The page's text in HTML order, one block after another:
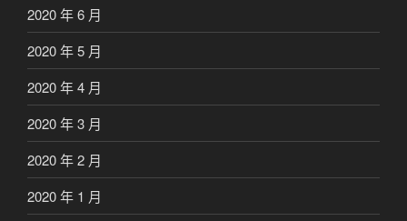
2020 年 6 月
2020 年 5 月
2020 年 4 月
2020 年 3 月
2020 年 2 月
2020 年 1 月